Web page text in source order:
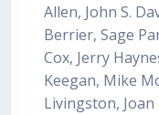
Allen, John S.
Berrier, Sage
Cox, Jerry
Keegan, Mike
Livingston,